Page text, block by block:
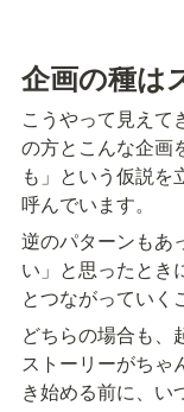
企画の種は
こうやって見えて
の方とこんな企画
も」という仮説を
呼んでいます。
逆のパターンもあ
い」と思ったとき
とつながっていく
どちらの場合も、
ストーリーがちゃ
き始める前に、い